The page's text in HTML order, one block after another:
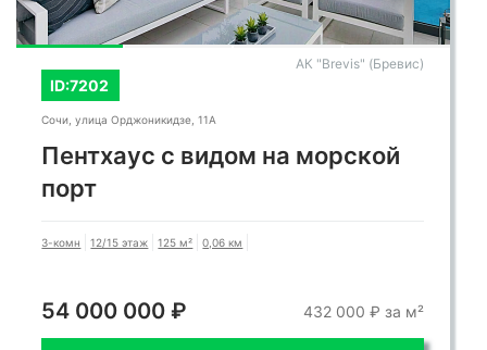
ID:7202
АК "Brevis" (Бревис)
Сочи, улица Орджоникидзе, 11А
Пентхаус с видом на морской
порт
3-комн 12/15 этаж 125 м² 0,06 км
54 000 000 ₽ 432 000 ₽ за м²